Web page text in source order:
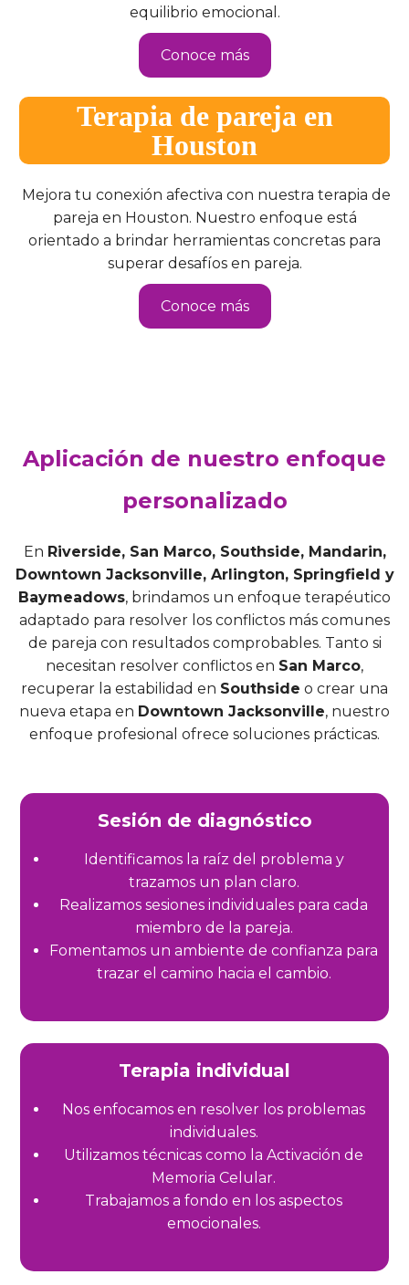
equilibrio emocional.
Conoce más
Terapia de pareja en
Houston
Mejora tu conexión afectiva con nuestra terapia de
pareja en Houston. Nuestro enfoque está
orientado a brindar herramientas concretas para
superar desafíos en pareja.
Conoce más
Aplicación de nuestro enfoque
personalizado
En Riverside, San Marco, Southside, Mandarin,
Downtown Jacksonville, Arlington, Springfield y
Baymeadows, brindamos un enfoque terapéutico
adaptado para resolver los conflictos más comunes
de pareja con resultados comprobables. Tanto si
necesitan resolver conflictos en San Marco,
recuperar la estabilidad en Southside o crear una
nueva etapa en Downtown Jacksonville, nuestro
enfoque profesional ofrece soluciones prácticas.
Sesión de diagnóstico
Identificamos la raíz del problema y
trazamos un plan claro.
Realizamos sesiones individuales para cada
miembro de la pareja.
Fomentamos un ambiente de confianza para
trazar el camino hacia el cambio.
Terapia individual
Nos enfocamos en resolver los problemas
individuales.
Utilizamos técnicas como la Activación de
Memoria Celular.
Trabajamos a fondo en los aspectos
emocionales.